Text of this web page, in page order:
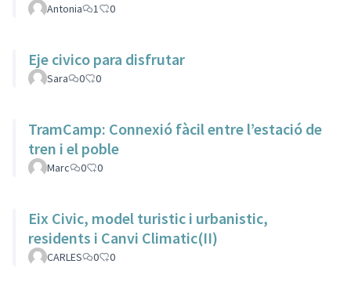
Antonia 1 0
Eje civico para disfrutar
Sara 0 0
TramCamp: Connexió fàcil entre l’estació de
tren i el poble
Marc 0 0
Eix Civic, model turistic i urbanistic,
residents i Canvi Climatic(II)
CARLES 0 0